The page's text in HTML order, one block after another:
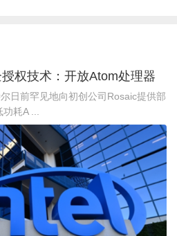
权技术：开放Atom处理器
日前罕见地向初创公司Rosaic提供部
耗A ...